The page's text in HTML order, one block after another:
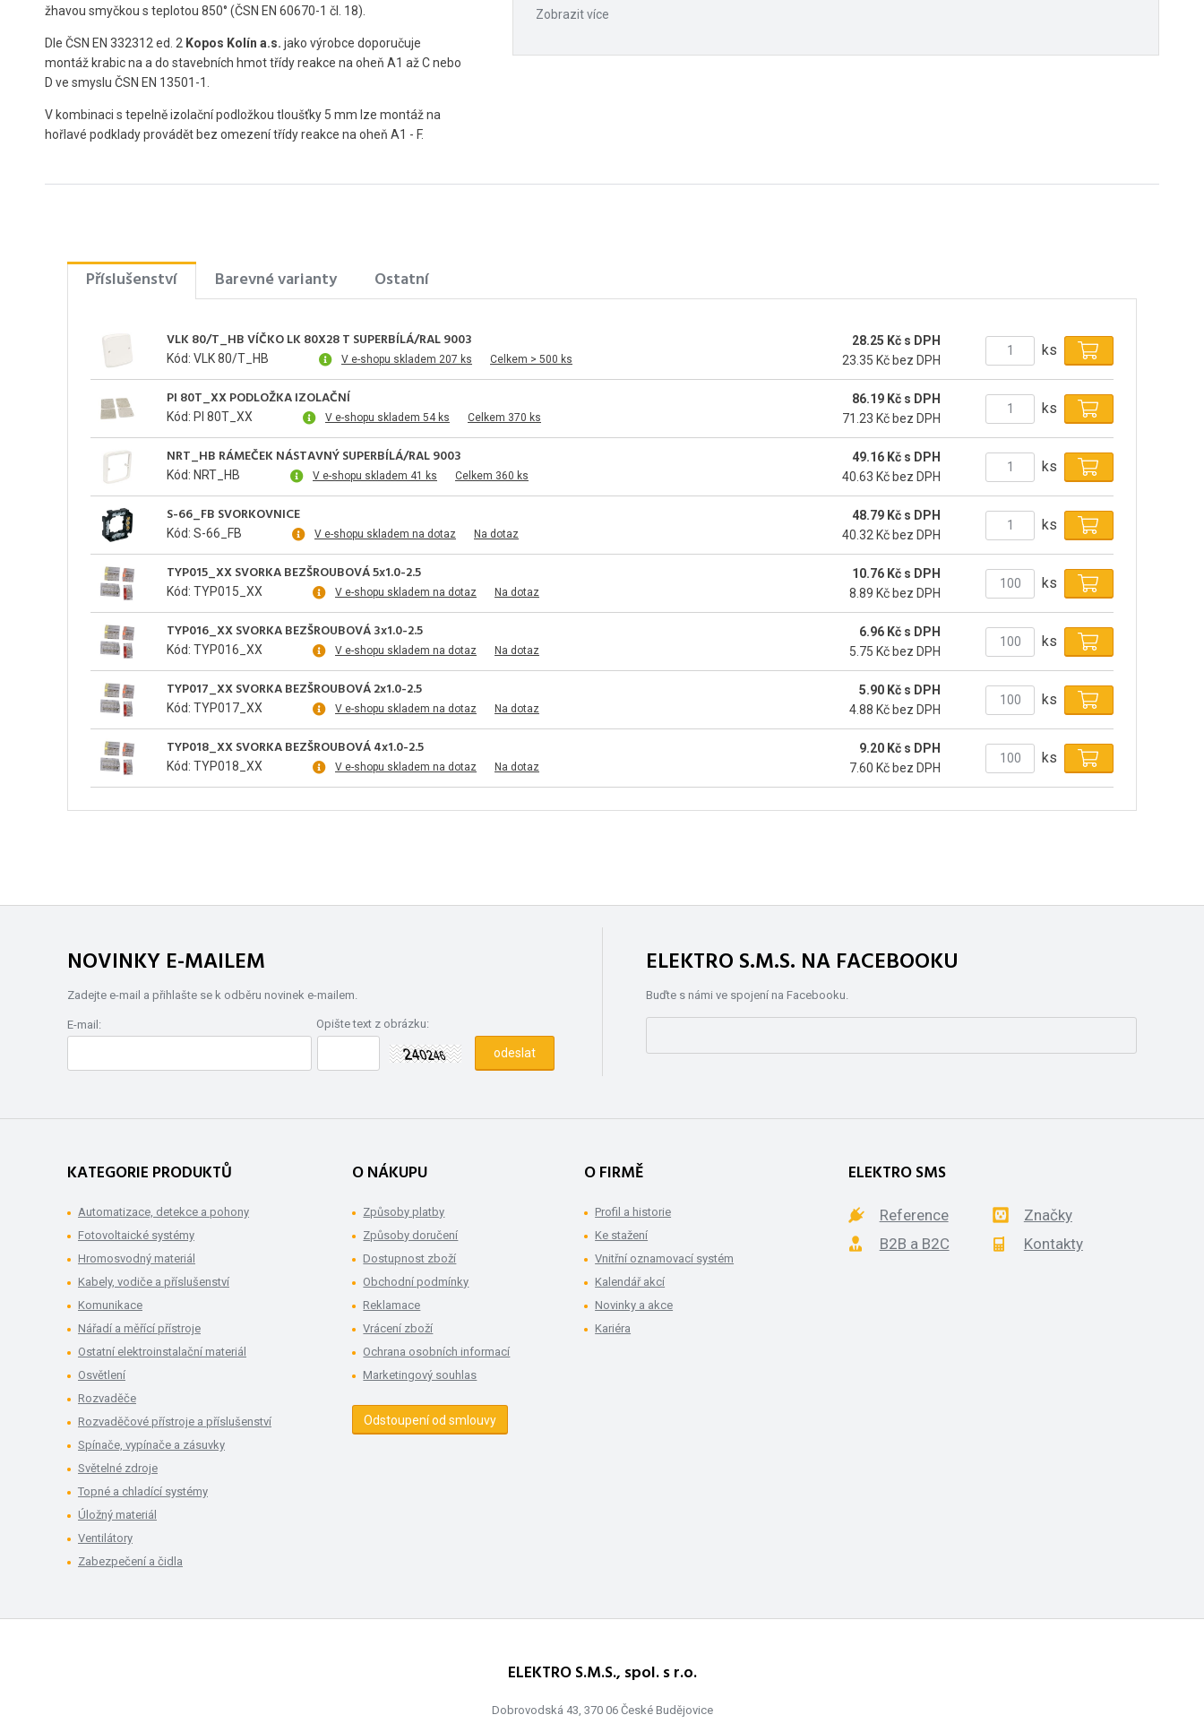
žhavou smyčkou s teplotou 850° (ČSN EN 60670-1 čl. 18).
Dle ČSN EN 332312 ed. 2 Kopos Kolín a.s. jako výrobce doporučuje
montáž krabic na a do stavebních hmot třídy reakce na oheň A1 až C nebo
D ve smyslu ČSN EN 13501-1.
V kombinaci s tepelně izolační podložkou tloušťky 5 mm lze montáž na
hořlavé podklady provádět bez omezení třídy reakce na oheň A1 - F.
Zobrazit více
Příslušenství Barevné varianty Ostatní
VLK 80/T_HB VÍČKO LK 80X28 T SUPERBÍLÁ/RAL 9003
Kód: VLK 80/T_HB V e-shopu skladem 207 ks Celkem > 500 ks
28.25 Kč s DPH
23.35 Kč bez DPH
ks
PI 80T_XX PODLOŽKA IZOLAČNÍ
Kód: PI 80T_XX V e-shopu skladem 54 ks Celkem 370 ks
86.19 Kč s DPH
71.23 Kč bez DPH
ks
NRT_HB RÁMEČEK NÁSTAVNÝ SUPERBÍLÁ/RAL 9003
Kód: NRT_HB V e-shopu skladem 41 ks Celkem 360 ks
49.16 Kč s DPH
40.63 Kč bez DPH
ks
S-66_FB SVORKOVNICE
Kód: S-66_FB V e-shopu skladem na dotaz Na dotaz
48.79 Kč s DPH
40.32 Kč bez DPH
ks
TYP015_XX SVORKA BEZŠROUBOVÁ 5x1.0-2.5
Kód: TYP015_XX V e-shopu skladem na dotaz Na dotaz
10.76 Kč s DPH
8.89 Kč bez DPH
ks
TYP016_XX SVORKA BEZŠROUBOVÁ 3x1.0-2.5
Kód: TYP016_XX V e-shopu skladem na dotaz Na dotaz
6.96 Kč s DPH
5.75 Kč bez DPH
ks
TYP017_XX SVORKA BEZŠROUBOVÁ 2x1.0-2.5
Kód: TYP017_XX V e-shopu skladem na dotaz Na dotaz
5.90 Kč s DPH
4.88 Kč bez DPH
ks
TYP018_XX SVORKA BEZŠROUBOVÁ 4x1.0-2.5
Kód: TYP018_XX V e-shopu skladem na dotaz Na dotaz
9.20 Kč s DPH
7.60 Kč bez DPH
ks
NOVINKY E-MAILEM
Zadejte e-mail a přihlašte se k odběru novinek e-mailem.
E-mail: Opište text z obrázku:
ELEKTRO S.M.S. NA FACEBOOKU
Buďte s námi ve spojení na Facebooku.
KATEGORIE PRODUKTŮ
Automatizace, detekce a pohony
Fotovoltaické systémy
Hromosvodný materiál
Kabely, vodiče a příslušenství
Komunikace
Nářadí a měřící přístroje
Ostatní elektroinstalační materiál
Osvětlení
Rozvaděče
Rozvaděčové přístroje a příslušenství
Spínače, vypínače a zásuvky
Světelné zdroje
Topné a chladící systémy
Úložný materiál
Ventilátory
Zabezpečení a čidla
O NÁKUPU
Způsoby platby
Způsoby doručení
Dostupnost zboží
Obchodní podmínky
Reklamace
Vrácení zboží
Ochrana osobních informací
Marketingový souhlas
Odstoupení od smlouvy
O FIRMĚ
Profil a historie
Ke stažení
Vnitřní oznamovací systém
Kalendář akcí
Novinky a akce
Kariéra
ELEKTRO SMS
Reference
Značky
B2B a B2C
Kontakty
ELEKTRO S.M.S., spol. s r.o.
Dobrovodská 43, 370 06 České Budějovice